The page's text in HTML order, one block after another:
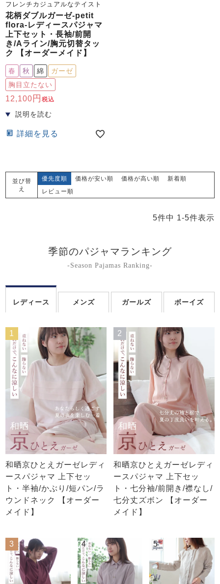
売れ筋ランキング
- Item Ranking -
すべてのデザインのパジャマ一覧はこちら
フレンチカジュアルなテイスト
花柄ダブルガーゼ-petit
flora-レディースパジャマ
上下セット・長袖/前開
き/Aライン/胸元切替タッ
ク 【オーダーメイド】
春 秋 綿
ガーゼ
胸目立たない
12,100 税込
詳細を見る
並び替
え
優先度順 価格が安い順 価格が高い順
新着順
レビュー順
5件中 1-5件表示
季節のパジャマランキング
-Season Pajamas Ranking-
レディース メンズ ガールズ ボーイズ
1
和晒京ひとえガーゼレディ
ースパジャマ 上下セッ
ト・半袖/かぶり/短パン/ラ
ウンドネック 【オーダー
メイド】
2
和晒京ひとえガーゼレディ
ースパジャマ 上下セッ
ト・七分袖/前開き/襟なし/
七分丈ズボン 【オーダー
メイド】
3 4 5